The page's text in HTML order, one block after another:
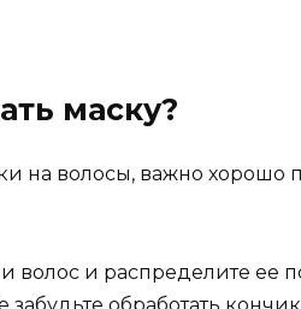
маску?
на волосы, важно хорошо
волос и распределите ее
обработать